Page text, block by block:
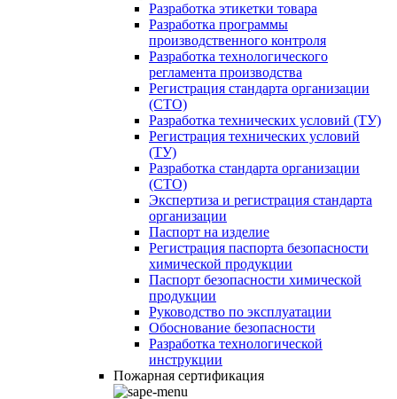
Разработка этикетки товара
Разработка программы
производственного контроля
Разработка технологического
регламента производства
Регистрация стандарта организации
(СТО)
Разработка технических условий (ТУ)
Регистрация технических условий
(ТУ)
Разработка стандарта организации
(СТО)
Экспертиза и регистрация стандарта
организации
Паспорт на изделие
Регистрация паспорта безопасности
химической продукции
Паспорт безопасности химической
продукции
Руководство по эксплуатации
Обоснование безопасности
Разработка технологической
инструкции
Пожарная сертификация